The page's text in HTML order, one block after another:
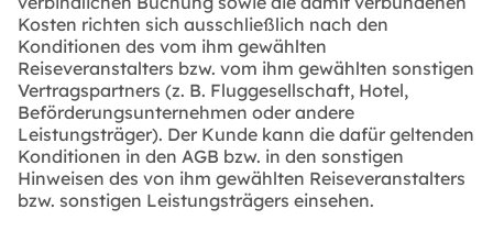
Kosten richten sich ausschließlich nach den
Konditionen des vom ihm gewählten
Reiseveranstalters bzw. vom ihm gewählten sonstigen
Vertragspartners (z. B. Fluggesellschaft, Hotel,
Beförderungsunternehmen oder andere
Leistungsträger). Der Kunde kann die dafür geltenden
Konditionen in den AGB bzw. in den sonstigen
Hinweisen des von ihm gewählten Reiseveranstalters
bzw. sonstigen Leistungsträgers einsehen.